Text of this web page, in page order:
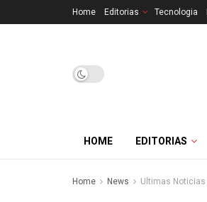
Home Editorias Tecnologia
HOME EDITORIAS
Home News Ultimas Noticias